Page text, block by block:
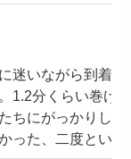
迷いながら到着
1.2分くらい巻け
ちにがっかりし
った、二度とい